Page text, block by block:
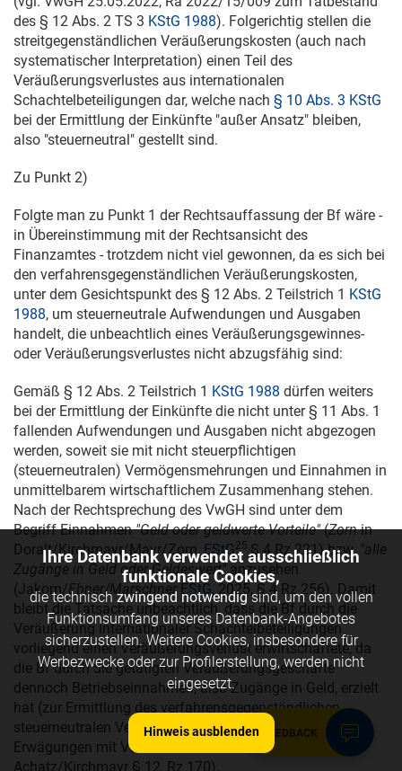
FEEDBACK
des § 12 Abs. 2 TS 3 KStG 1988). Folgerichtig stellen die
streitgegenständlichen Veräußerungskosten (auch nach
systematischer Interpretation) einen Teil des
Veräußerungsverlustes aus internationalen
Schachtelbeteiligungen dar, welche nach § 10 Abs. 3 KStG
bei der Ermittlung der Einkünfte "außer Ansatz" bleiben,
also "steuerneutral" gestellt sind.
Zu Punkt 2)
Folgte man zu Punkt 1 der Rechtsauffassung der Bf wäre -
in Übereinstimmung mit der Rechtsansicht des
Finanzamtes - trotzdem nicht viel gewonnen, da es sich bei
den verfahrensgegenständlichen Veräußerungskosten,
unter dem Gesichtspunkt des § 12 Abs. 2 Teilstrich 1 KStG
1988, um steuerneutrale Aufwendungen und Ausgaben
handelt, die unbeachtlich eines Veräußerungsgewinnes-
oder Veräußerungsverlustes nicht abzugsfähig sind:
Gemäß § 12 Abs. 2 Teilstrich 1 KStG 1988 dürfen weiters
bei der Ermittlung der Einkünfte die nicht unter § 11 Abs. 1
fallenden Aufwendungen und Ausgaben nicht abgezogen
werden, soweit sie mit nicht steuerpflichtigen
(steuerneutralen) Vermögensmehrungen und Einnahmen in
unmittelbarem wirtschaftlichem Zusammenhang stehen.
Nach der Rechtsprechung des VwGH sind unter dem
Begriff Einnahmen"Geld oder geldwerte Vorteile"(Zornin
Doralt/Kirchmayr/Mayr/Zorn,EStG25 § 4 Rz 221) bzw. "alle
Zugänge in Geld oder Geldeswert"anzusehen
(Jakom/Ebner/Marschner EStG, 2025, § 4 Rz 256). Damit
bleibt die Tatsache unbeachtlich, dass die Bf durch die
Veräußerung Internationaler Schachtelbeteiligungen
vorliegend einen Veräußerungsverlust erwirtschaftete, da
die Bf durch die getätigten Veräußerungsgeschäfte
dennoch Betriebseinnahmen, also Zugänge in Geld, erzielt
hat (zur Ermittlung des verfahrensgegenständlichen
steuerneutralen Veräußerungsverlustes siehe die obigen
Erwägungen mit Verweis auf
Achatz/Bieber
Achatz/Kirchmayr § 12, Rz 170).
Ihre Datenbank verwendet ausschließlich
funktionale Cookies,
die technischzwingend notwendigsind, um den vollen
Funktionsumfang unseres Datenbank-Angebotes
sicherzustellen. Weitere Cookies, insbesondere für
Werbezwecke oder zur Profilerstellung, werden nicht
eingesetzt.
Hinweis ausblenden